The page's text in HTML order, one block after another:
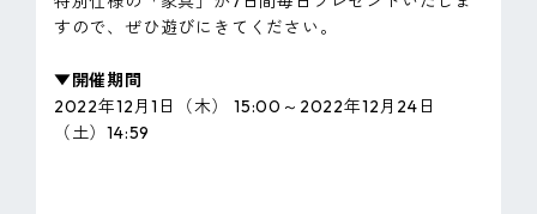
すので、ぜひ遊びにきてください。
▼開催期間
2022年12月1日（木） 15:00～2022年12月24日
（土）14:59